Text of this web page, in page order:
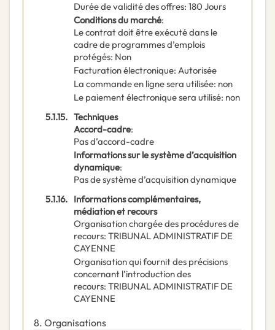
Durée de validité des offres: 180 Jours
Conditions du marché:
Le contrat doit être exécuté dans le
cadre de programmes d’emplois
protégés: Non
Facturation électronique: Autorisée
La commande en ligne sera utilisée: non
Le paiement électronique sera utilisé: non
5.1.15. Techniques
Accord-cadre:
Pas d’accord-cadre
Informations sur le système d’acquisition
dynamique:
Pas de système d’acquisition dynamique
5.1.16. Informations complémentaires,
médiation et recours
Organisation chargée des procédures de
recours: TRIBUNAL ADMINISTRATIF DE
CAYENNE
Organisation qui fournit des précisions
concernant l’introduction des
recours: TRIBUNAL ADMINISTRATIF DE
CAYENNE
8. Organisations